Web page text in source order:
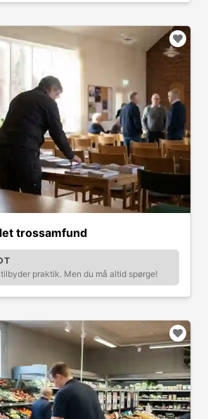
trossamfund
praktik. Men du må altid spørge!